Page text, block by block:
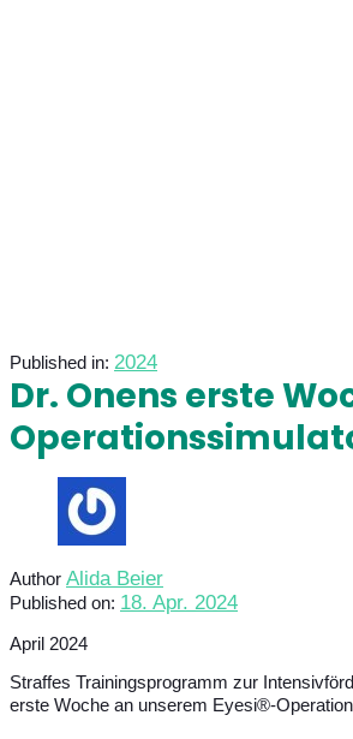
Published in: 2024
Dr. Onens erste
Author Alida Beier
Published on: 18. Apr. 2024
April 2024
Straffes Trainingsprogramm zur
erste Woche an unserem Eyesi®-